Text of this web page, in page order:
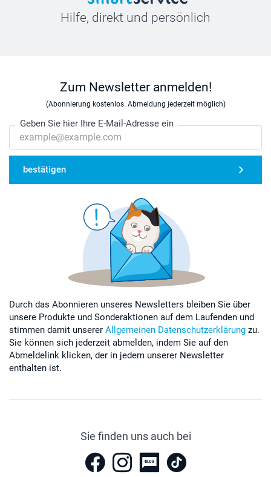
Hilfe, direkt und persönlich
Zum Newsletter anmelden!
(Abonnierung kostenlos. Abmeldung jederzeit möglich)
Geben Sie hier Ihre E-Mail-Adresse ein
bestätigen
Durch das Abonnieren unseres Newsletters bleiben Sie über
unsere Produkte und Sonderaktionen auf dem Laufenden und
stimmen damit unserer Allgemeinen Datenschutzerklärung zu.
Sie können sich jederzeit abmelden, indem Sie auf den
Abmeldelink klicken, der in jedem unserer Newsletter
enthalten ist.
Sie finden uns auch bei